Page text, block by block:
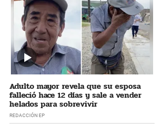
Adulto mayor revela que su esposa
falleció hace 12 días y sale a vender
helados para sobrevivir
REDACCIÓN EP